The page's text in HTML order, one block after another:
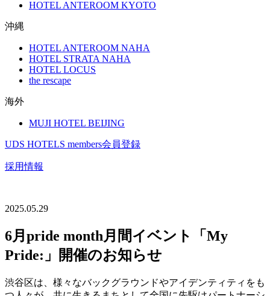
HOTEL ANTEROOM KYOTO
沖縄
HOTEL ANTEROOM NAHA
HOTEL STRATA NAHA
HOTEL LOCUS
the rescape
海外
MUJI HOTEL BEIJING
UDS HOTELS members会員登録
採用情報
2025.05.29
6月pride month月間イベント「My
Pride:」開催のお知らせ
渋谷区は、様々なバックグラウンドやアイデンティティをも